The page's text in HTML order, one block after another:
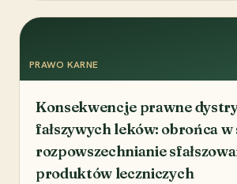
PRAWO KARNE
Konsekwencje prawne
fałszywych leków: obrońca
rozpowszechnianie
produktów leczniczych